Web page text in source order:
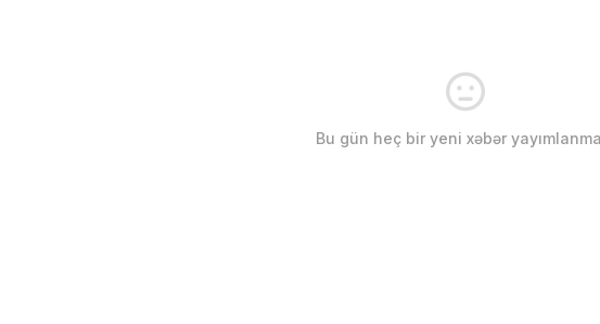
Bu gün heç bir yeni xəbər